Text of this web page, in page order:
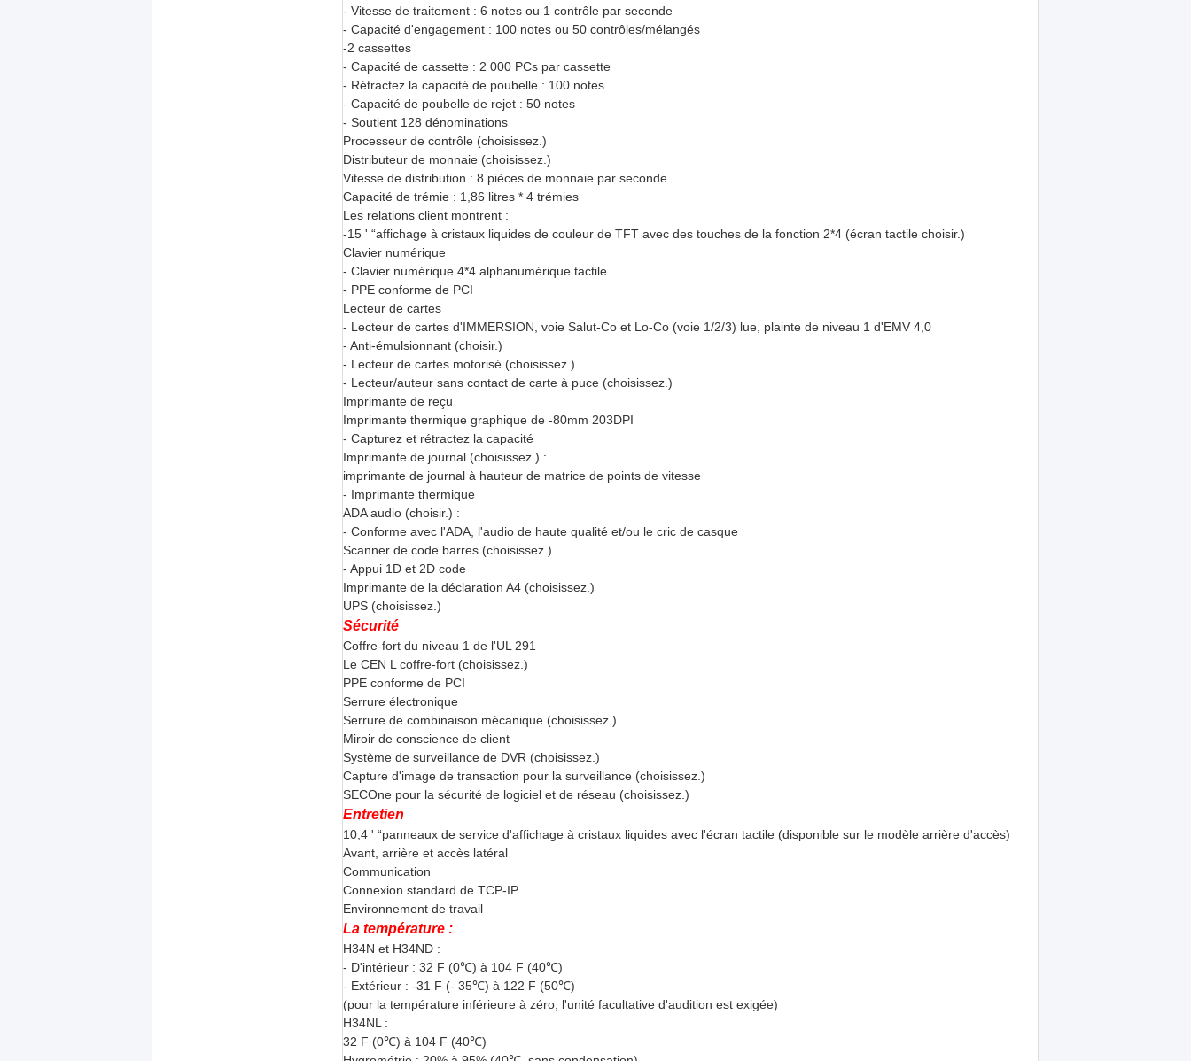
- Vitesse de traitement : 6 notes ou 1 contrôle par seconde
- Capacité d'engagement : 100 notes ou 50 contrôles/mélangés
-2 cassettes
- Capacité de cassette : 2 000 PCs par cassette
- Rétractez la capacité de poubelle : 100 notes
- Capacité de poubelle de rejet : 50 notes
- Soutient 128 dénominations
Processeur de contrôle (choisissez.)
Distributeur de monnaie (choisissez.)
Vitesse de distribution : 8 pièces de monnaie par seconde
Capacité de trémie : 1,86 litres * 4 trémies
Les relations client montrent :
-15 ' “affichage à cristaux liquides de couleur de TFT avec des touches de la fonction 2*4 (écran tactile choisir.)
Clavier numérique
- Clavier numérique 4*4 alphanumérique tactile
- PPE conforme de PCI
Lecteur de cartes
- Lecteur de cartes d'IMMERSION, voie Salut-Co et Lo-Co (voie 1/2/3) lue, plainte de niveau 1 d'EMV 4,0
- Anti-émulsionnant (choisir.)
- Lecteur de cartes motorisé (choisissez.)
- Lecteur/auteur sans contact de carte à puce (choisissez.)
Imprimante de reçu
Imprimante thermique graphique de -80mm 203DPI
- Capturez et rétractez la capacité
Imprimante de journal (choisissez.) :
imprimante de journal à hauteur de matrice de points de vitesse
- Imprimante thermique
ADA audio (choisir.) :
- Conforme avec l'ADA, l'audio de haute qualité et/ou le cric de casque
Scanner de code barres (choisissez.)
- Appui 1D et 2D code
Imprimante de la déclaration A4 (choisissez.)
UPS (choisissez.)
Sécurité
Coffre-fort du niveau 1 de l'UL 291
Le CEN L coffre-fort (choisissez.)
PPE conforme de PCI
Serrure électronique
Serrure de combinaison mécanique (choisissez.)
Miroir de conscience de client
Système de surveillance de DVR (choisissez.)
Capture d'image de transaction pour la surveillance (choisissez.)
SECOne pour la sécurité de logiciel et de réseau (choisissez.)
Entretien
10,4 ' “panneaux de service d'affichage à cristaux liquides avec l'écran tactile (disponible sur le modèle arrière d'accès)
Avant, arrière et accès latéral
Communication
Connexion standard de TCP-IP
Environnement de travail
La température :
H34N et H34ND :
- D'intérieur : 32 F (0℃) à 104 F (40℃)
- Extérieur : -31 F (- 35℃) à 122 F (50℃)
(pour la température inférieure à zéro, l'unité facultative d'audition est exigée)
H34NL :
32 F (0℃) à 104 F (40℃)